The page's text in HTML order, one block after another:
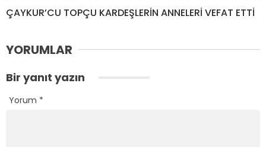
ÇAYKUR’CU TOPÇU KARDEŞLERİN ANNELERİ VEFAT ETTİ
YORUMLAR
Bir yanıt yazın
Yorum *